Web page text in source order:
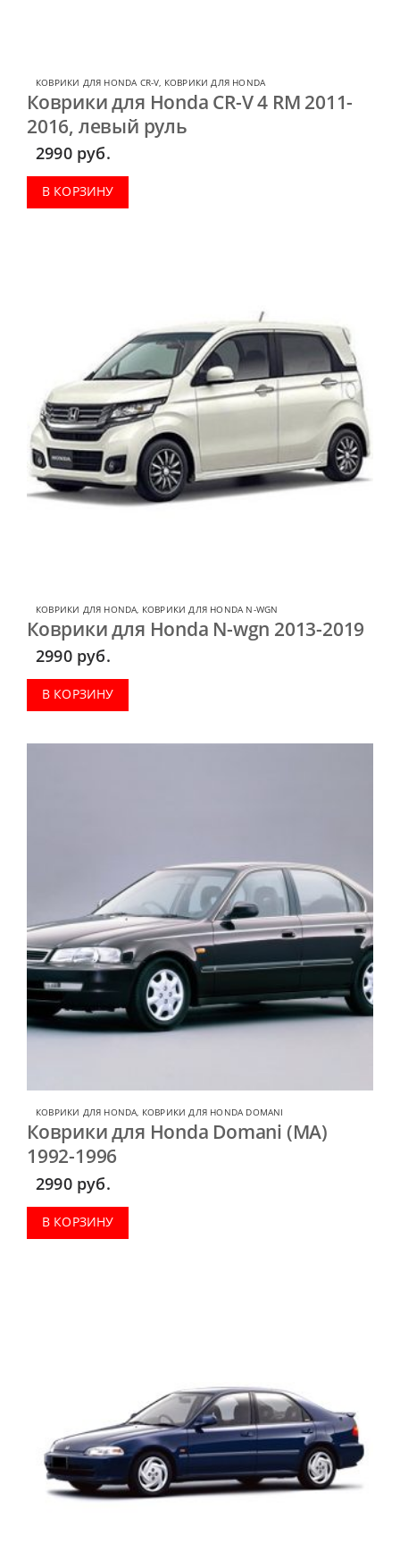
КОВРИКИ ДЛЯ HONDA CR-V, КОВРИКИ ДЛЯ HONDA
Коврики для Honda CR-V 4 RM 2011-
2016, левый руль
2990 руб.
В КОРЗИНУ
КОВРИКИ ДЛЯ HONDA, КОВРИКИ ДЛЯ HONDA N-WGN
Коврики для Honda N-wgn 2013-2019
2990 руб.
В КОРЗИНУ
КОВРИКИ ДЛЯ HONDA, КОВРИКИ ДЛЯ HONDA DOMANI
Коврики для Honda Domani (MA)
1992-1996
2990 руб.
В КОРЗИНУ